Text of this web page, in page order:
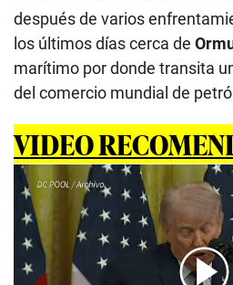
después de varios
los últimos días cerca de
marítimo por donde transita
del comercio mundial de
VIDEO